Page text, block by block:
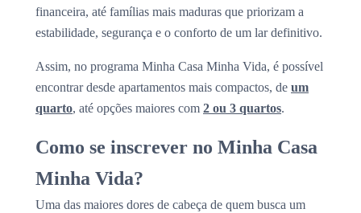
financeira, até famílias mais maduras que priorizam a
estabilidade, segurança e o conforto de um lar definitivo.
Assim, no programa Minha Casa Minha Vida, é possível
encontrar desde apartamentos mais compactos, de um
quarto, até opções maiores com 2 ou 3 quartos.
Como se inscrever no Minha Casa
Minha Vida?
Uma das maiores dores de cabeça de quem busca um